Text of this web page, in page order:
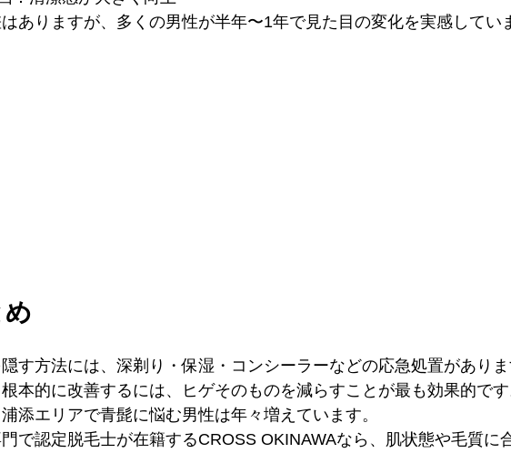
ありますが、多くの男性が半年〜1年で見た目の変化を実感してい
め
す方法には、深剃り・保湿・コンシーラーなどの応急処置があり
根本的に改善するには、ヒゲそのものを減らすことが最も効果的で
添エリアで青髭に悩む男性は年々増えています。
で認定脱毛士が在籍するCROSS OKINAWAなら、肌状態や毛質に